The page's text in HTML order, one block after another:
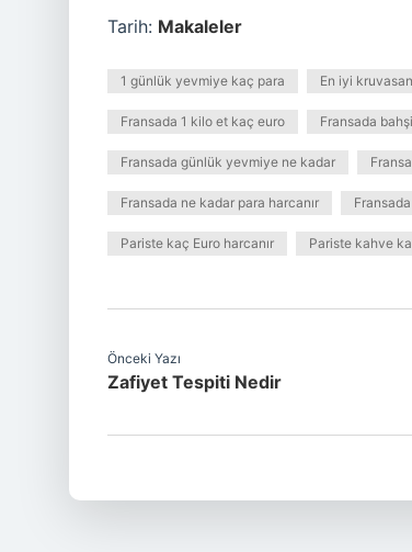
Tarih: Makaleler
1 günlük yevmiye kaç para En iyi
Fransada 1 kilo et kaç euro Fransada
Fransada günlük yevmiye ne kadar
Fransada ne kadar para harcanır
Pariste kaç Euro harcanır Pariste kahve
Önceki Yazı
Zafiyet Tespiti Nedir